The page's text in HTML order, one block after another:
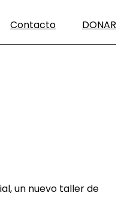
Contacto DONAR
un nuevo taller de